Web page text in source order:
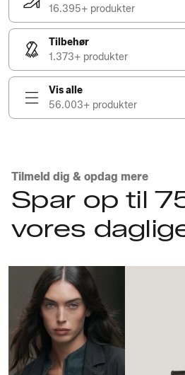
16.395+ produkter
Tilbehør
1.373+ produkter
Vis alle
56.003+ produkter
Tilmeld dig & opdag mere
Spar op til
vores